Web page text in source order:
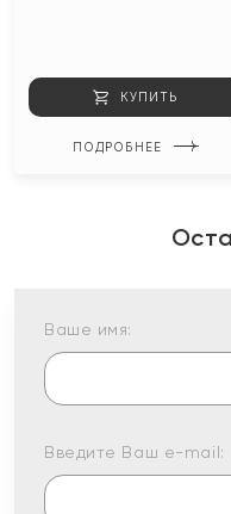
КУПИТЬ
ПОДРОБНЕЕ
Ваше имя:
Введите Ваш e-mail: